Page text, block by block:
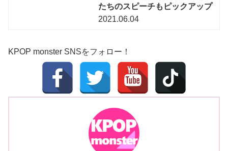
たちのスピーチもピックアップ
2021.06.04
KPOP monster SNSをフォロー！